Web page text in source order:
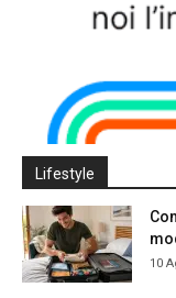
Lifestyle
10